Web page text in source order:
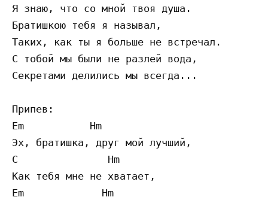
Я знаю, что со мной твоя душа.
Братишкою тебя я называл,
Таких, как ты я больше не встречал.
С тобой мы были не разлей вода,
Секретами делились мы всегда...
Припев:
Em
Эх, братишка, друг мой лучший,
C
Как тебя мне не хватает,
Em